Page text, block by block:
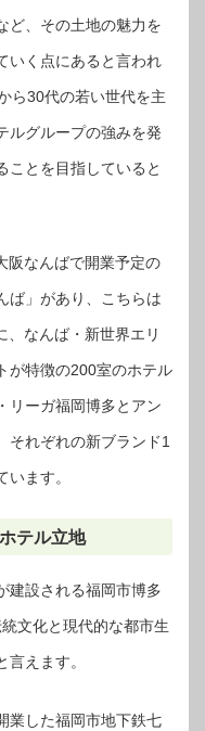
ど、その土地の魅力を
いく点にあると言われ
ら30代の若い世代を主
ルグループの強みを発
ことを目指していると
阪なんばで開業予定の
ば」があり、こちらは
、なんば・新世界エリ
が特徴の200室のホテル
リーガ福岡博多とアン
それぞれの新ブランド1
ます。
テル立地
建設される福岡市博多
文化と現代的な都市生
えます。
業した福岡市地下鉄七